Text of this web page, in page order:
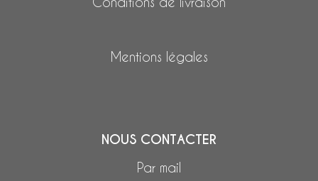
Mentions légales
NOUS CONTACTER
Par mail